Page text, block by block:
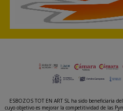
ESBOZOS TOT EN ART SL ha sido beneficiaria
cuyo objetivo es mejorar la competitividad de las